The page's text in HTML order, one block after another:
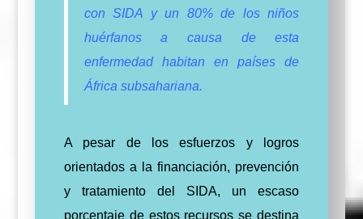
con SIDA y un 80% de los niños
huérfanos a causa de esta
enfermedad habitan en países de
África subsahariana.
A pesar de los esfuerzos y logros
orientados a la financiación, prevención
y tratamiento del SIDA, un escaso
porcentaje de estos recursos se destina